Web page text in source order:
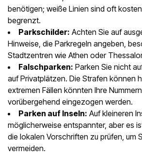
benötigen; weiße Linien sind oft
begrenzt.
Parkschilder: Achten Sie auf
Hinweise, die Parkregeln angeben,
Stadtzentren wie Athen oder
Falschparken: Parken Sie nicht
auf Privatplätzen. Die Strafen können
extremen Fällen könnten Ihre
vorübergehend eingezogen werden.
Parken auf Inseln: Auf kleineren
möglicherweise entspannter, aber es
die lokalen Vorschriften zu prüfen, um
vermeiden.